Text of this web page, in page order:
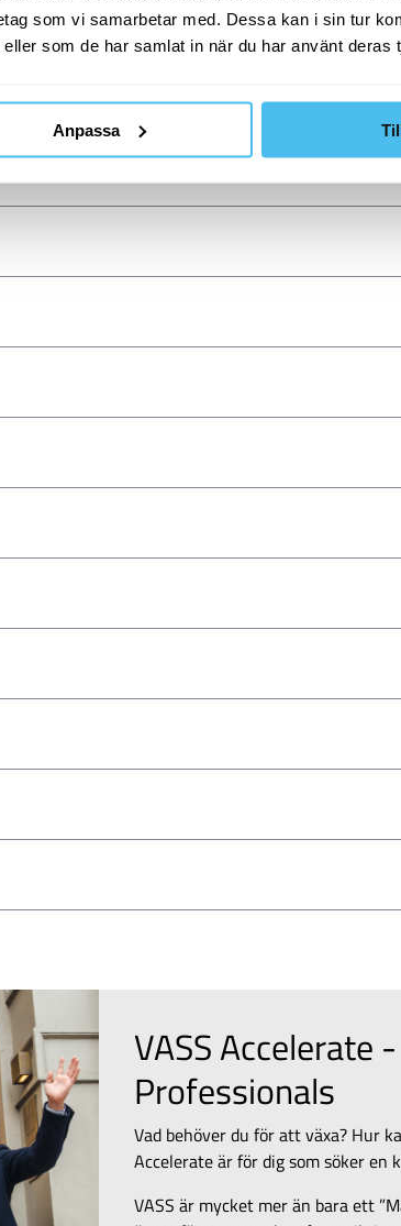
som vi samarbetar med. Dessa kan i sin tur
som de har samlat in när du har använt deras
Anpassa
VASS Accelerate
Professionals
Vad behöver du för att växa? Hur
Accelerate är för dig som söker en
VASS är mycket mer än bara ett